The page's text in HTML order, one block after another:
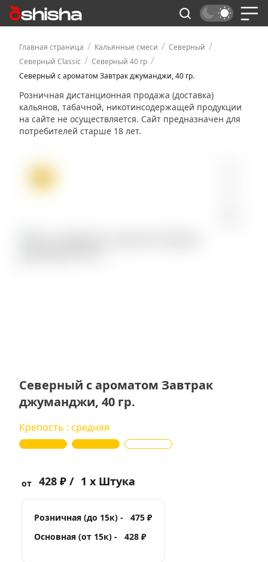
Главная страница / Кальянные смеси / Северный /
Северный Classic / Северный 40 гр /
Северный с ароматом Завтрак джуманджи, 40 гр.
Розничная дистанционная продажа (доставка)
кальянов, табачной, никотинсодержащей продукции
на сайте не осуществляется. Сайт предназначен для
потребителей старше 18 лет.
Северный с ароматом Завтрак
джуманджи, 40 гр.
Крепость : средняя
от 428 ₽ / 1 x Штука
Розничная (до 15к) -
475 ₽
Основная (от 15к) -
428 ₽